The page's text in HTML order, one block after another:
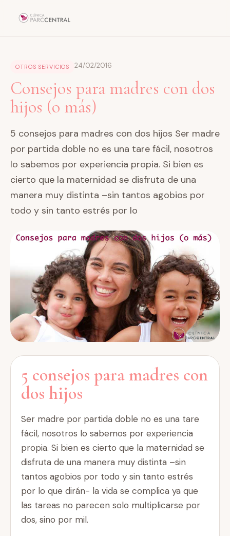
OTROS SERVICIOS 24/02/2016
Consejos para madres con dos
hijos (o más)
5 consejos para madres con dos hijos Ser madre
por partida doble no es una tare fácil, nosotros
lo sabemos por experiencia propia. Si bien es
cierto que la maternidad se disfruta de una
manera muy distinta –sin tantos agobios por
todo y sin tanto estrés por lo
5 consejos para madres con
dos hijos
Ser madre por partida doble no es una tare
fácil, nosotros lo sabemos por experiencia
propia. Si bien es cierto que la maternidad se
disfruta de una manera muy distinta –sin
tantos agobios por todo y sin tanto estrés
por lo que dirán- la vida se complica ya que
las tareas no parecen solo multiplicarse por
dos, sino por mil.